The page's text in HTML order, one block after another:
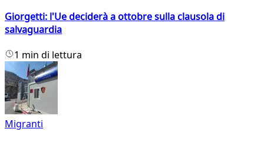
Giorgetti: l'Ue deciderà a ottobre sulla clausola di
salvaguardia
1 min di lettura
Migranti